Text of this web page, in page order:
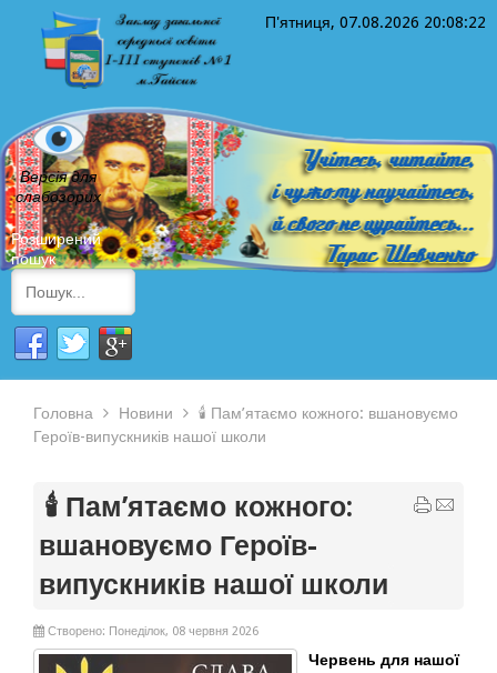
П'ятниця, 07.08.2026 20:08:22
Версія для
слабозорих
Розширений
пошук
Головна Новини
🕯️ Пам’ятаємо кожного: вшановуємо
Героїв-випускників нашої школи
🕯️ Пам’ятаємо кожного:
вшановуємо Героїв-
випускників нашої школи
Створено: Понеділок, 08 червня 2026
Червень для нашої